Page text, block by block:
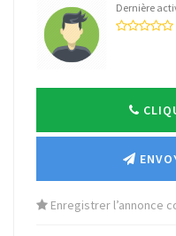
Dernière
Enregistrer l’annonce